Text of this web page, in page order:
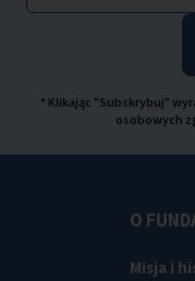
* Klikając "Subskrybuj"
osobowych
O
Misja i